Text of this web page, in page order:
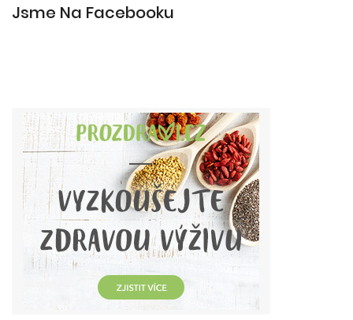
Jsme Na Facebooku